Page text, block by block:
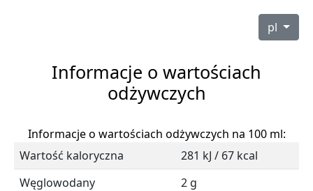
pl
Informacje o wartościach
odżywczych
Informacje o wartościach odżywczych na 100 ml:
Wartość kaloryczna
281 kJ / 67 kcal
Węglowodany
2 g